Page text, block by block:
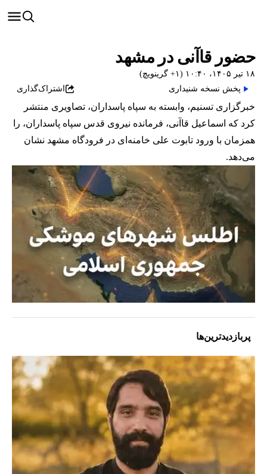
حضور قاآنی در مشهد
۱۸ تیر ۱۴۰۵، ۱۰:۴۰ (‎+۱ گرینویچ)
پخش نسخه شنیداری
اشتراک‌گذاری
خبرگزاری تسنیم، وابسته به سپاه پاسداران، تصاویری منتشر
کرد که اسماعیل قاآنی، فرمانده نیروی قدس سپاه پاسداران، را
همزمان با ورود تابوت علی خامنه‌ای در فرودگاه مشهد نشان
می‌دهد.
پربازدیدترین‌ها